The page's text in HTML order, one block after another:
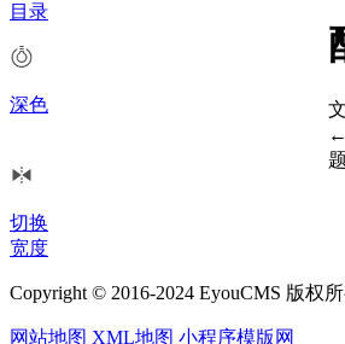
←
题
目录
深色
切换
宽度
Copyright © 2016-2024 EyouCMS 版权
网站地图 XML地图 小程序模版网